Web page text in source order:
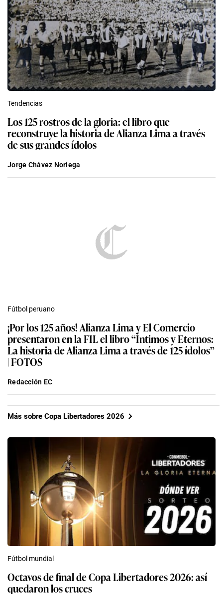
Tendencias
Los 125 rostros de la gloria: el libro que
reconstruye la historia de Alianza Lima a través
de sus grandes ídolos
Jorge Chávez Noriega
Fútbol peruano
¡Por los 125 años! Alianza Lima y El Comercio
presentaron en la FIL el libro “Íntimos y Eternos:
La historia de Alianza Lima a través de 125 ídolos”
| FOTOS
Redacción EC
Más sobre Copa Libertadores 2026
Fútbol mundial
Octavos de final de Copa Libertadores 2026: así
quedaron los cruces